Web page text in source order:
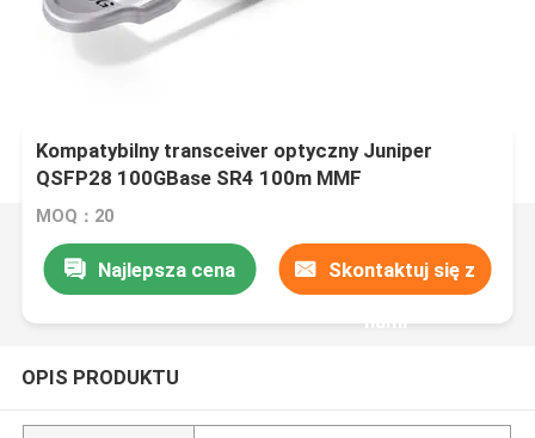
Kompatybilny transceiver optyczny Juniper
QSFP28 100GBase SR4 100m MMF
MOQ：20
Najlepsza cena Skontaktuj się z
nami
OPIS PRODUKTU